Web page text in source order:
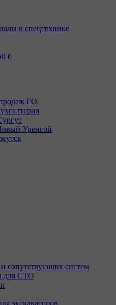
0 0
ГО
Уренгой
и сопутствующих систем
для СТО
экскаваторов